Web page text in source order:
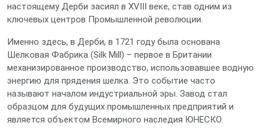
настоящему Дерби засиял в XVIII веке, став одним из
ключевых центров Промышленной революции.
Именно здесь, в Дерби, в 1721 году была основана
Шелковая Фабрика (Silk Mill) – первое в Британии
механизированное производство, использовавшее водную
энергию для прядения шелка. Это событие часто
называют началом индустриальной эры. Завод стал
образцом для будущих промышленных предприятий и
является объектом Всемирного наследия ЮНЕСКО.